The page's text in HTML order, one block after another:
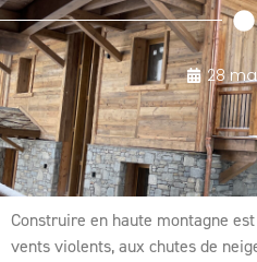
28
Construire en haute montagne
vents violents, aux chutes de